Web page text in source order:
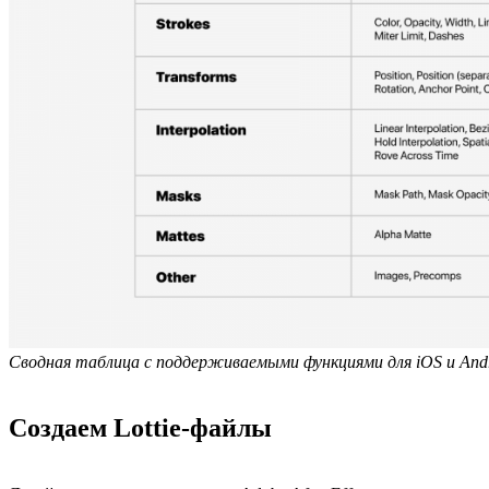
Сводная таблица с поддерживаемыми функциями для iOS и
Создаем Lottie-файлы